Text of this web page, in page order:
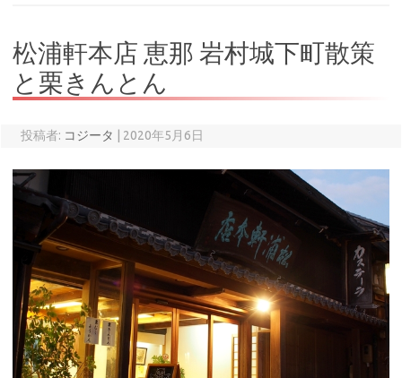
松浦軒本店 恵那 岩村城下町散策
と栗きんとん
投稿者: コジータ 2020年5月6日